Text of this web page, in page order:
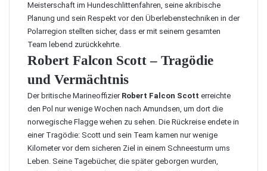
Meisterschaft im Hundeschlittenfahren, seine akribische
Planung und sein Respekt vor den Überlebenstechniken in der
Polarregion stellten sicher, dass er mit seinem gesamten
Team lebend zurückkehrte.
Robert Falcon Scott – Tragödie
und Vermächtnis
Der britische Marineoffizier Robert Falcon Scott erreichte
den Pol nur wenige Wochen nach Amundsen, um dort die
norwegische Flagge wehen zu sehen. Die Rückreise endete in
einer Tragödie: Scott und sein Team kamen nur wenige
Kilometer vor dem sicheren Ziel in einem Schneesturm ums
Leben. Seine Tagebücher, die später geborgen wurden,